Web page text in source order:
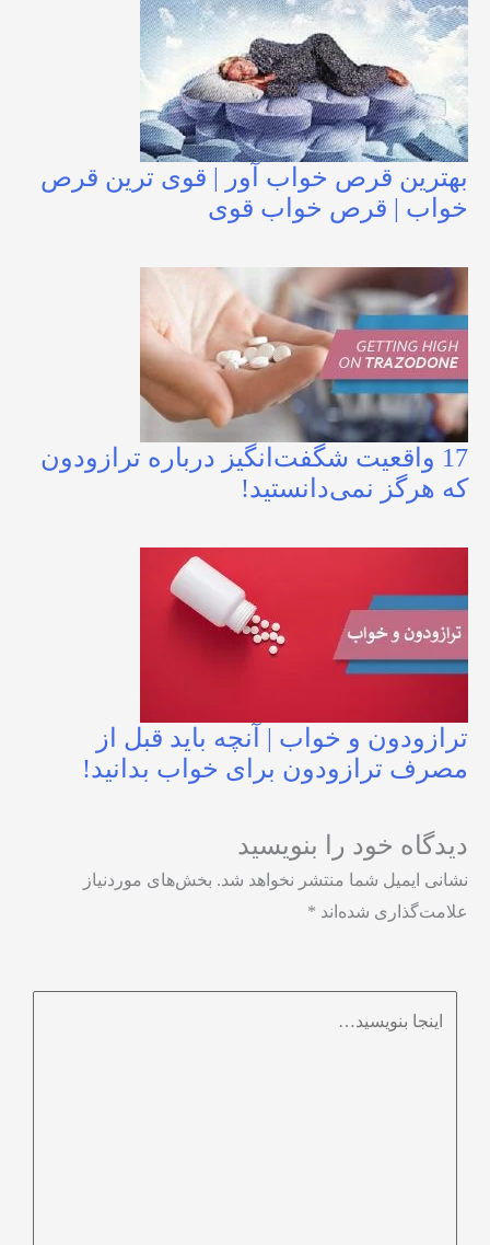
بهترین قرص خواب آور | قوی ترین قرص
خواب | قرص خواب قوی
17 واقعیت شگفت‌انگیز درباره ترازودون
که هرگز نمی‌دانستید!
ترازودون و خواب | آنچه باید قبل از
مصرف ترازودون برای خواب بدانید!
دیدگاه‌ خود را بنویسید
نشانی ایمیل شما منتشر نخواهد شد. بخش‌های موردنیاز
علامت‌گذاری شده‌اند *